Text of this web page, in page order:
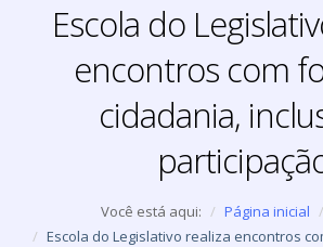
Escola do
encontros com
cidadania,
Você está aqui: Página inicial
Escola do Legislativo realiza encontros